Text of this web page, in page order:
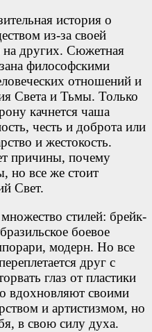
история о
из-за своей
на других. Сюжетная
философскими
отношений и
Света и Тьмы. Только
качнется чаша
честь и доброта или
и жестокость.
причины, почему
но все же стоит
Свет.
стилей: брейк-
боевое
модерн. Но все
друг с
глаз от пластики
вдохновляют своими
и артистизмом, но
в свою силу духа.